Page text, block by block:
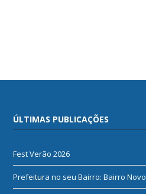
ÚLTIMAS PUBLICAÇÕES
Fest Verão 2026
Prefeitura no seu Bairro: Bairro Novo